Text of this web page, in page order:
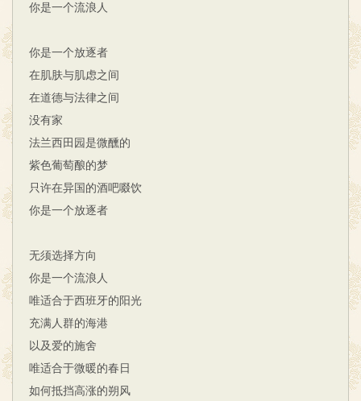
你是一个流浪人
你是一个放逐者
在肌肤与肌虑之间
在道德与法律之间
没有家
法兰西田园是微醺的
紫色葡萄酿的梦
只许在异国的酒吧啜饮
你是一个放逐者
无须选择方向
你是一个流浪人
唯适合于西班牙的阳光
充满人群的海港
以及爱的施舍
唯适合于微暖的春日
如何抵挡高涨的朔风